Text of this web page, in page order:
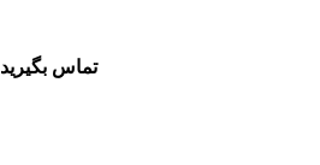
تماس بگیرید